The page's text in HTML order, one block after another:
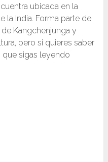
ubicada en la
la India. Forma parte de
Kangchenjunga y
pero si quieres saber
sigas leyendo